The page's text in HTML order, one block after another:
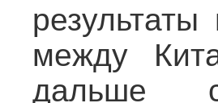
между
дальше